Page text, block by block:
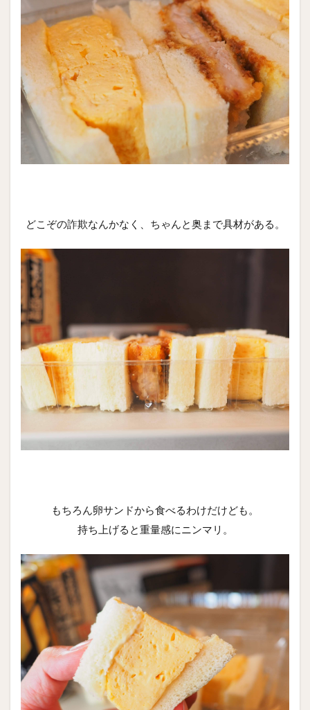
どこぞの詐欺なんかなく、ちゃんと奥まで具材がある。
もちろん卵サンドから食べるわけだけども。
持ち上げると重量感にニンマリ。